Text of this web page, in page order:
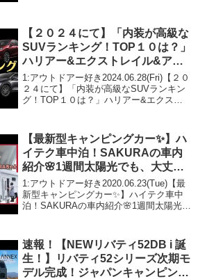
き2025.01.20(Mon)この動...
【２０２４にて】「内装が高級な
SUVランキング！TOP１０は？」
ハリアー&エクストレイル&アウ
トランダー&ZR-V&クラウンスポ
ーツ&NXなど！YUSAがおすすめ
SUVたちを詳しくインテリアレビ
1:アウトドアー好き2024.06.28(Fri)【２０
２４にて】「内装が高級なSUVランキン
グ！TOP１０は？」ハリアー&エクスト
SUVたちを詳しくインテリア...
【最新型キャンピングカー✨】ハ
イテク車中泊！SAKURAの車内
紹介🌸1週間太陽光でも、大丈夫
な理由とは？！( ☉_☉)
1:アウトドアー好き2020.06.23(Tue)【最
新型キャンピングカー✨】ハイテク車中
泊！SAKURAの車内紹介🌸1週間太陽光で
アウトドアー好き2020.0...
速報！【NEWリバティ52DB i 誕
生！】リバティ52シリーズ次期モ
デル完成！ジャパンキャンピング